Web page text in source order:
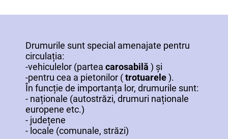
Drumurile sunt special amenajate pentru
circulația:
-vehiculelor (partea carosabilă ) și
-pentru cea a pietonilor (trotuarele).
În funcție de importanța lor, drumurile sunt:
- naționale (autostrăzi, drumuri naționale
europene etc.)
- județene
- locale (comunale, străzi)